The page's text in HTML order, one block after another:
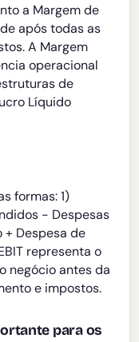
a Margem de
após todas as
A Margem
operacional
de
Líquido
formas: 1)
- Despesas
+ Despesa de
representa o
negócio antes da
e impostos.
para os